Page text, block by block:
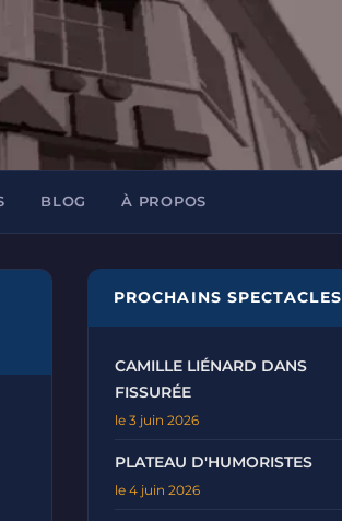
BLOG À PROPOS
PROCHAINS SPECTACLES
CAMILLE LIÉNARD DANS
FISSURÉE
le 3 juin 2026
PLATEAU D'HUMORISTES
le 4 juin 2026